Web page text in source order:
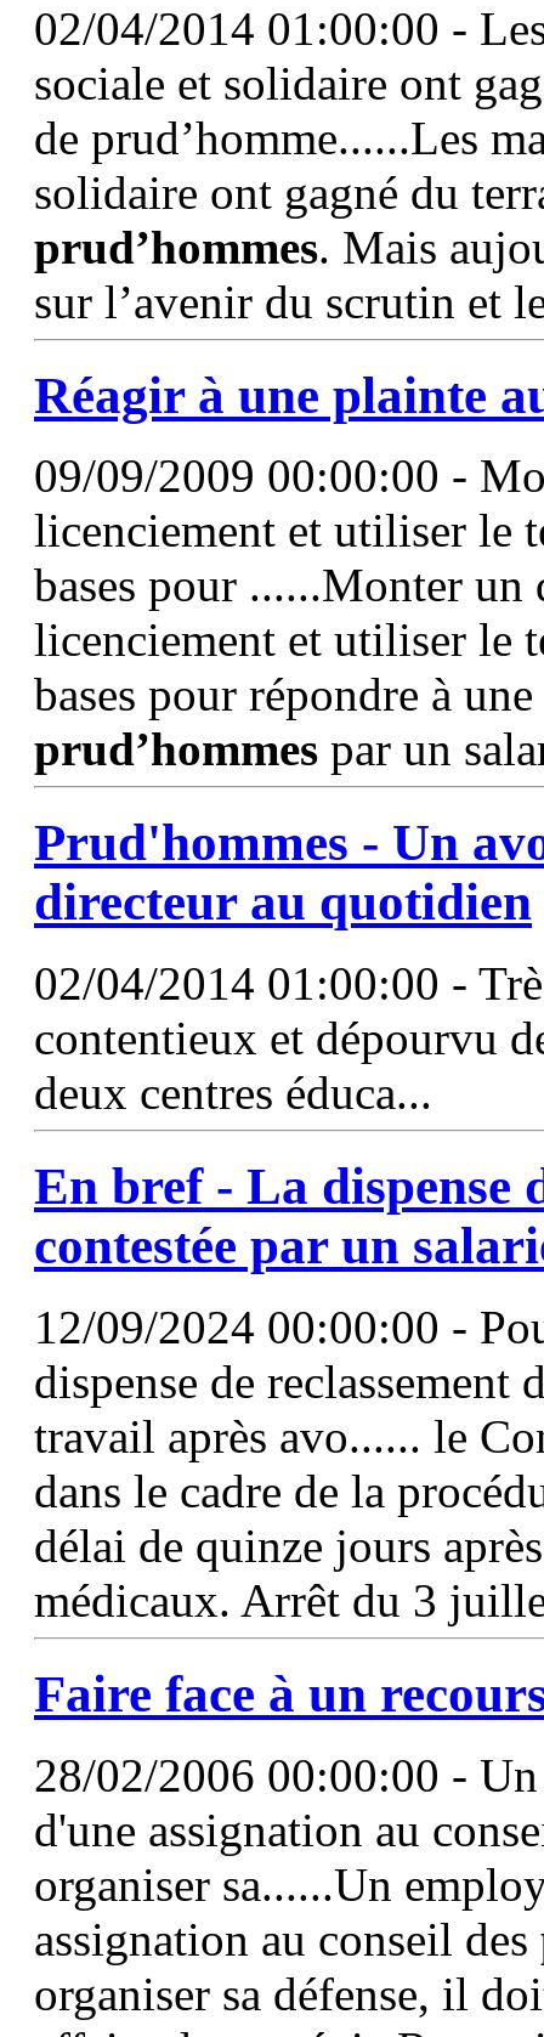
02/04/2014 01:00:00 -
sociale et solidaire ont
de prud’homme......Les
solidaire ont gagné du
prud’hommes. Mais
sur l’avenir du scrutin et
Réagir à une plainte
09/09/2009 00:00:00 -
licenciement et utiliser le
bases pour ......Monter un
licenciement et utiliser le
bases pour répondre à
prud’hommes par un
Prud'hommes - Un
directeur au quotidien
02/04/2014 01:00:00 -
contentieux et dépourvu
deux centres éduca...
En bref - La dispense
contestée par un
12/09/2024 00:00:00 -
dispense de reclassement
travail après avo...... le
dans le cadre de la
délai de quinze jours
médicaux. Arrêt du 3
Faire face à un
28/02/2006 00:00:00 -
d'une assignation au
organiser sa......Un
assignation au conseil des
organiser sa défense, il